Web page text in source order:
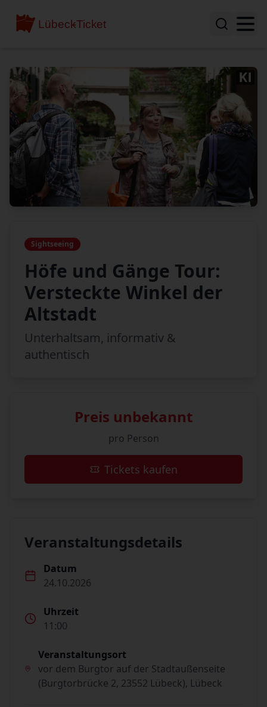
Sightseeing
Höfe und Gänge Tour:
Versteckte Winkel der
Altstadt
Unterhaltsam, informativ &
authentisch
Preis unbekannt
pro Person
Tickets kaufen
Veranstaltungsdetails
Datum
24.10.2026
Uhrzeit
11:00
Veranstaltungsort
vor dem Burgtor auf der Stadtaußenseite
(Burgtorbrücke 2, 23552 Lübeck), Lübeck